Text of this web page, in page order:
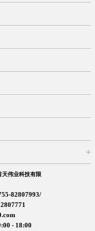
伟业科技有限
82807993/
- 18:00